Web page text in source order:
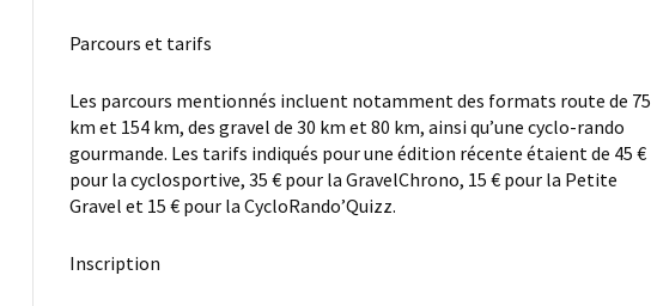
Parcours et tarifs
Les parcours mentionnés incluent notamment des formats route de 75
km et 154 km, des gravel de 30 km et 80 km, ainsi qu’une cyclo-rando
gourmande. Les tarifs indiqués pour une édition récente étaient de 45 €
pour la cyclosportive, 35 € pour la GravelChrono, 15 € pour la Petite
Gravel et 15 € pour la CycloRando’Quizz.
Inscription